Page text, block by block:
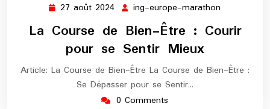
27 août 2024 27
août
2024
ing-europe-marathon
europe-
marathon
La Course de Bien-Être : Courir
pour se Sentir Mieux
Article: La Course de Bien-Être La Course de Bien-Être :
Se Dépasser pour se Sentir…
0 Comments